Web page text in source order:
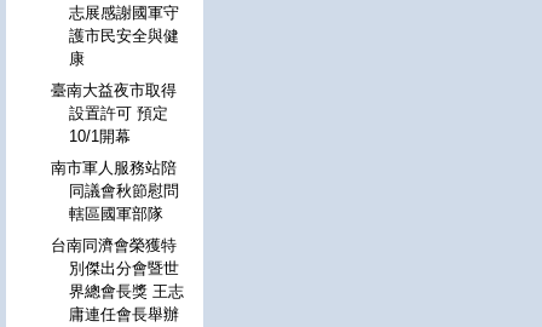
志展感謝國軍守
護市民安全與健
康
臺南大益夜市取得
設置許可 預定
10/1開幕
南市軍人服務站陪
同議會秋節慰問
轄區國軍部隊
台南同濟會榮獲特
別傑出分會暨世
界總會長獎 王志
庸連任會長舉辦